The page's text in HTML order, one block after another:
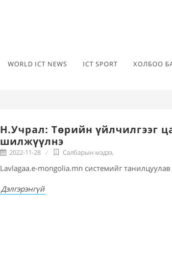
WORLD ICT NEWS ICT SPORT ХОЛБОО
Н.Учрал: Төрийн үйлчилгээг
шилжүүлнэ
2022-11-28 Салбарын мэдээ,
Lavlagaa.e-mongolia.mn системийг танилцуулав
Дэлгэрэнгүй